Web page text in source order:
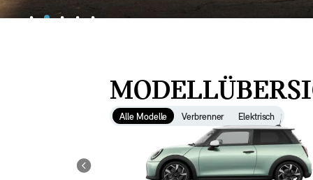
Alle Modelle Verbrenner Elektrisch